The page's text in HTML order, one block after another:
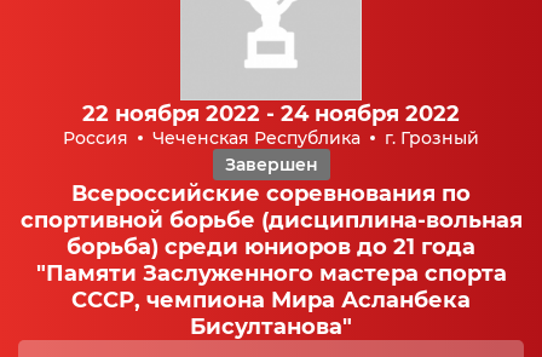
22 ноября 2022 - 24 ноября 2022
Россия Чеченская Республика
г. Грозный
Завершен
Всероссийские соревнования по
спортивной борьбе (дисциплина-вольная
борьба) среди юниоров до 21 года
"Памяти Заслуженного мастера спорта
СССР, чемпиона Мира Асланбека
Бисултанова"